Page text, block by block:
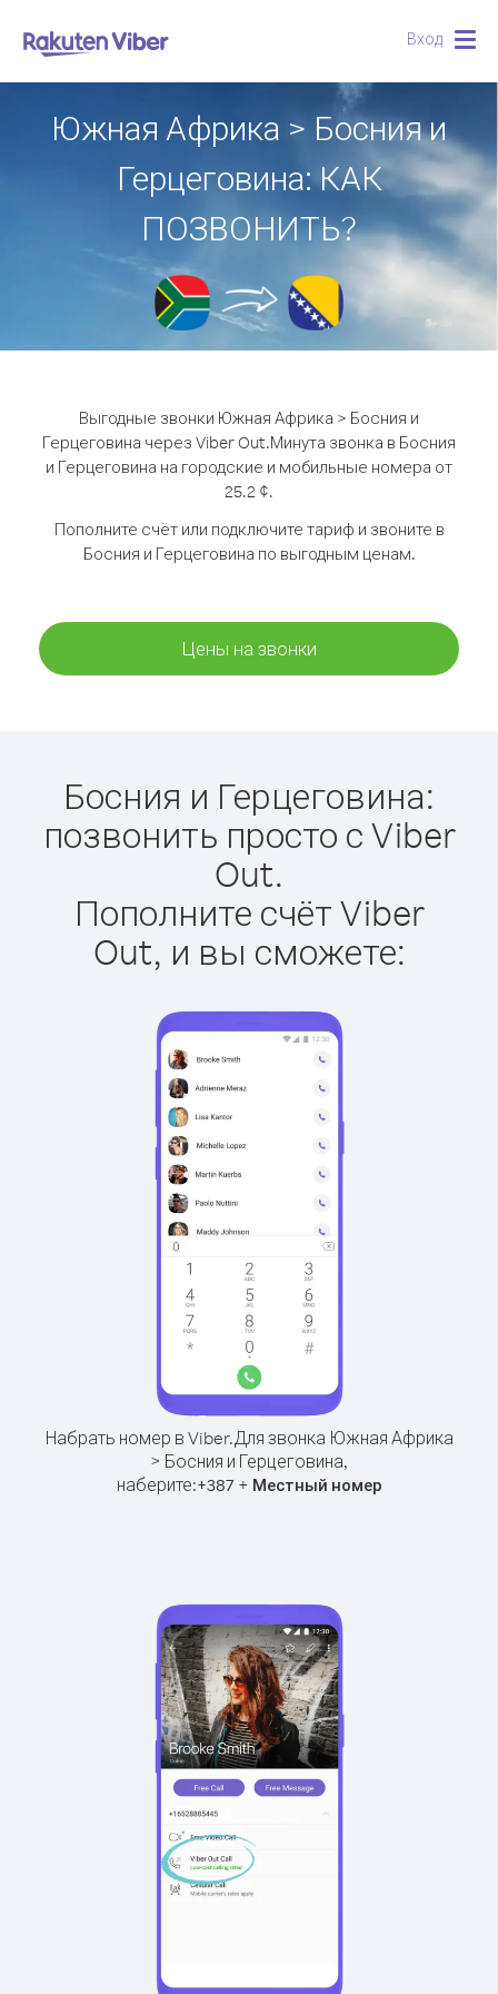
Вход
Южная Африка > Босния и
Герцеговина: КАК
ПОЗВОНИТЬ?
Выгодные звонки Южная Африка > Босния и
Герцеговина через Viber Out.Минута звонка в Босния
и Герцеговина на городские и мобильные номера от
25.2 ¢.
Пополните счёт или подключите тариф и звоните в
Босния и Герцеговина по выгодным ценам.
Цены на звонки
Босния и Герцеговина:
позвонить просто с Viber
Out.
Пополните счёт Viber
Out, и вы сможете:
Набрать номер в Viber.Для звонка Южная Африка
> Босния и Герцеговина,
наберите:+387+ Местный номер